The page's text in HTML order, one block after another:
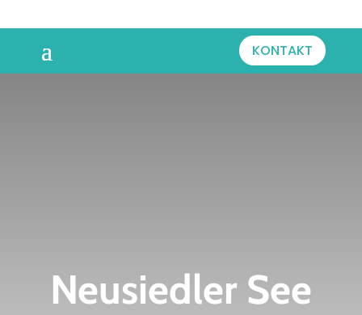
KONTAKT
Neusiedler See